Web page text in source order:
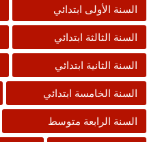
السنة الأولى ابتدائي
السنة الثالثة ابتدائي
السنة الثانية ابتدائي
السنة الخامسة ابتدائي
السنة الرابعة متوسط